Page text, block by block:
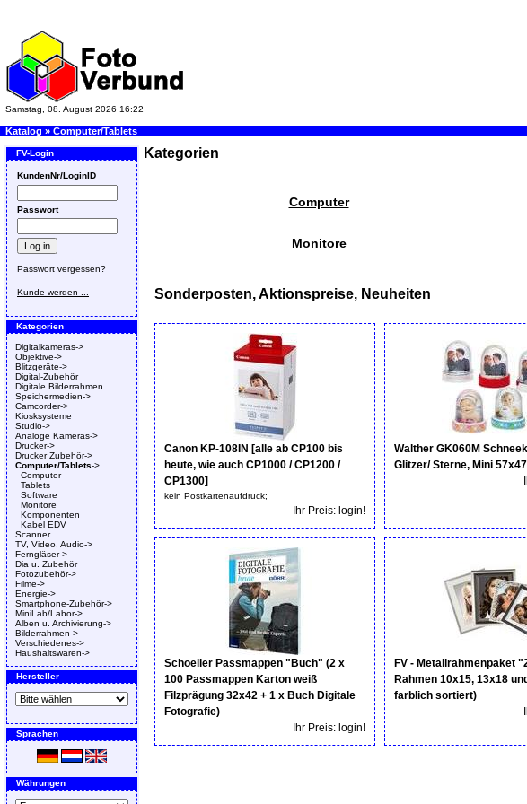
Samstag, 08. August 2026 16:22
Katalog » Computer/Tablets
FV-Login
KundenNr/LoginID
Passwort
Passwort vergessen?
Kunde werden ...
Kategorien
Digitalkameras->
Objektive->
Blitzgeräte->
Digital-Zubehör
Digitale Bilderrahmen
Speichermedien->
Camcorder->
Kiosksysteme
Studio->
Analoge Kameras->
Drucker->
Drucker Zubehör->
Computer/Tablets->
Computer
Tablets
Software
Monitore
Komponenten
Kabel EDV
Scanner
TV, Video, Audio->
Ferngläser->
Dia u. Zubehör
Fotozubehör->
Filme->
Energie->
Smartphone-Zubehör->
MiniLab/Labor->
Alben u. Archivierung->
Bilderrahmen->
Verschiedenes->
Haushaltswaren->
Hersteller
Sprachen
Währungen
Kategorien
Computer
Monitore
Sonderposten, Aktionspreise, Neuheiten
Canon KP-108IN [alle ab CP100 bis
heute, wie auch CP1000 / CP1200 /
CP1300]
kein Postkartenaufdruck;
Ihr Preis: login!
Walther GK060M
Glitzer/ Sterne, Mini
Schoeller Passmappen "Buch" (2 x
100 Passmappen Karton weiß
Filzprägung 32x42 + 1 x Buch Digitale
Fotografie)
Ihr Preis: login!
FV - Metallrahmenpaket
Rahmen 10x15, 13x18
farblich sortiert)